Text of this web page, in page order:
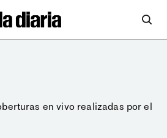
en vivo realizadas por el